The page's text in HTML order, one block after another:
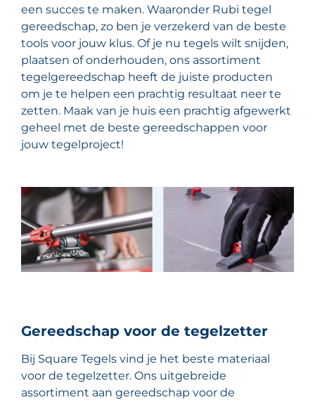
een succes te maken. Waaronder Rubi tegel
gereedschap, zo ben je verzekerd van de beste
tools voor jouw klus. Of je nu tegels wilt snijden,
plaatsen of onderhouden, ons assortiment
tegelgereedschap heeft de juiste producten
om je te helpen een prachtig resultaat neer te
zetten. Maak van je huis een prachtig afgewerkt
geheel met de beste gereedschappen voor
jouw tegelproject!
Gereedschap voor de tegelzetter
Bij Square Tegels vind je het beste materiaal
voor de tegelzetter. Ons uitgebreide
assortiment aan gereedschap voor de